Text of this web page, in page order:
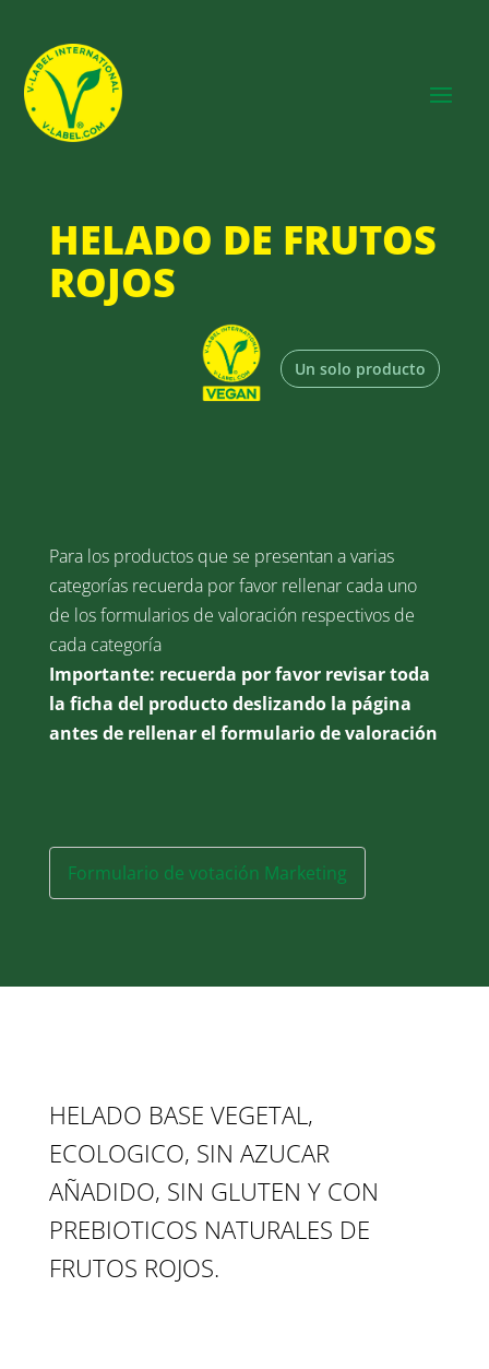
HELADO DE FRUTOS
ROJOS
Un solo producto
Para los productos que se presentan a varias
categorías recuerda por favor rellenar cada uno
de los formularios de valoración respectivos de
cada categoría
Importante: recuerda por favor revisar toda
la ficha del producto deslizando la página
antes de rellenar el formulario de valoración
Formulario de votación Marketing
HELADO BASE VEGETAL,
ECOLOGICO, SIN AZUCAR
AÑADIDO, SIN GLUTEN Y CON
PREBIOTICOS NATURALES DE
FRUTOS ROJOS.